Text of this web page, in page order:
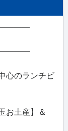
心のランチビ
お土産】＆